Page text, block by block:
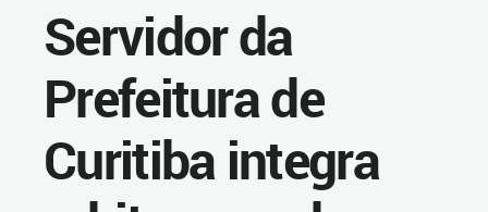
Servidor da
Prefeitura de
Curitiba integra